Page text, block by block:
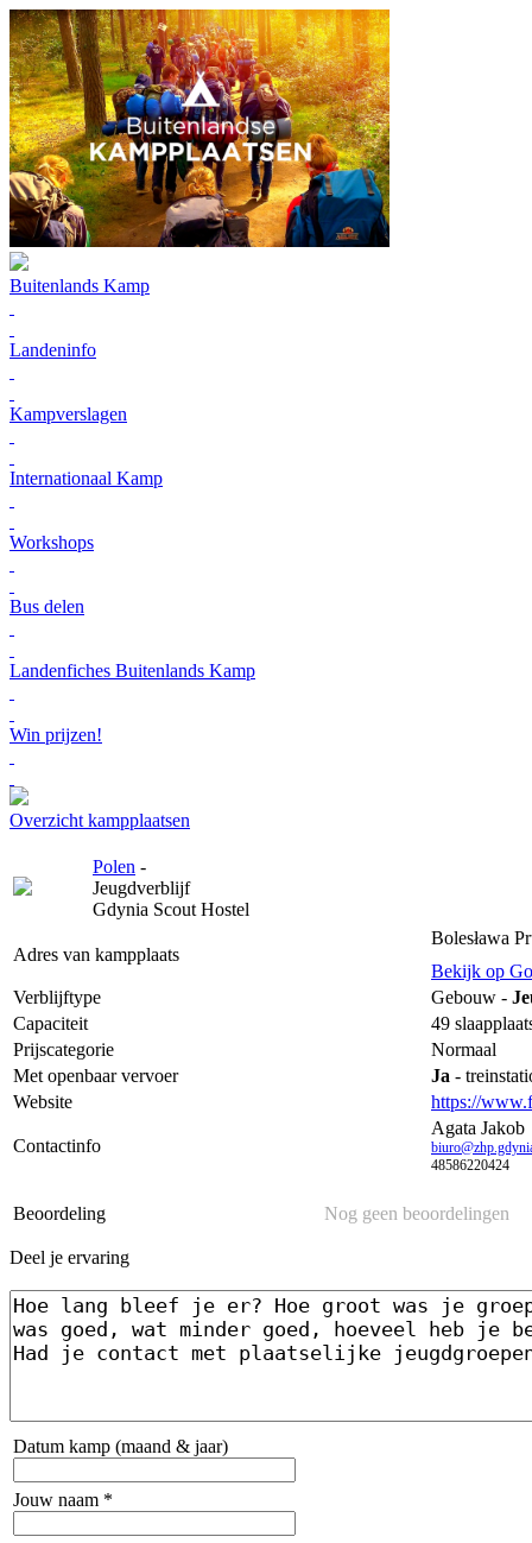
Buitenlands Kamp
Landeninfo
Kampverslagen
Internationaal Kamp
Workshops
Bus delen
Landenfiches Buitenlands Kamp
Win prijzen!
Overzicht kampplaatsen
Polen -
Jeugdverblijf
Gdynia Scout Hostel
Adres van kampplaats
Bolesława
Bekijk op
Verblijftype
Gebouw -
Capaciteit
49
Prijscategorie
Normaal
Met openbaar vervoer
Ja -
Website
https://
Contactinfo
Agata Jakob
48586220424
Beoordeling Nog geen beoordelingen
Deel je ervaring
Datum kamp (maand & jaar)
Jouw naam *